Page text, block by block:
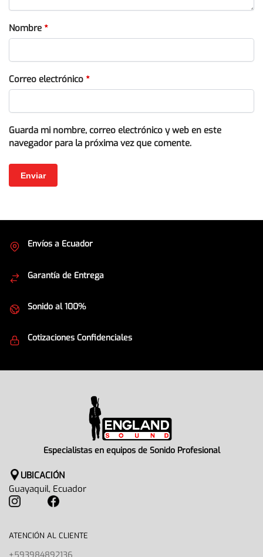
Nombre *
Correo electrónico *
Guarda mi nombre, correo electrónico y web en este
navegador para la próxima vez que comente.
Envíos a Ecuador
Garantía de Entrega
Sonido al 100%
Cotizaciones Confidenciales
Especialistas en equipos de Sonido Profesional
UBICACIÓN
Guayaquil, Ecuador
ATENCIÓN AL CLIENTE